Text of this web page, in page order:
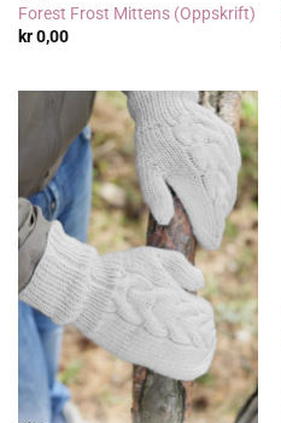
Forest Frost Mittens (Oppskrift)
kr0,00